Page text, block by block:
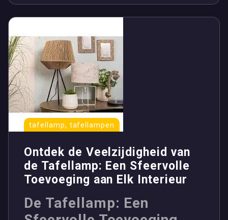
tafellamp, tafellampen
Ontdek de Veelzijdigheid van
de Tafellamp: Een Sfeervolle
Toevoeging aan Elk Interieur
De Tafellamp: Een